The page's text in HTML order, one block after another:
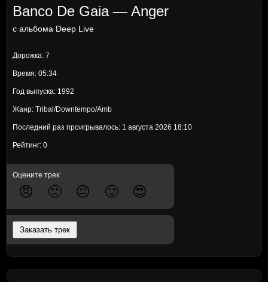
Banco De Gaia — Anger
с альбома Deep Live
Дорожка: 7
Время: 05:34
Год выпуска: 1992
Жанр: Tribal/Downtempo/Amb
Последний раз проигрывалось: 1 августа 2026 18:10
Рейтинг: 0
Оцените трек:
😠 🙁 😐 🙂 😍
Заказать трек